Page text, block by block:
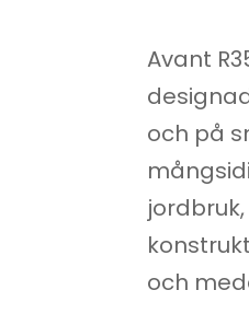
Avant
och på
och